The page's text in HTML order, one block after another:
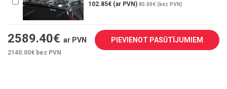
102.85€ (ar PVN) 85.00€ (bez PVN)
2589.40€ ar PVN
2140.00€ bez PVN
PIEVIENOT PASŪTĪJUMIEM